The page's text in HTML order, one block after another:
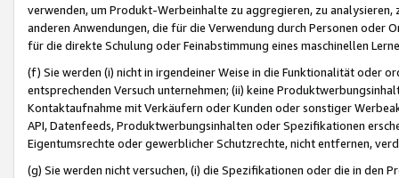
verwenden, um Produkt-Werbeinhalte zu aggregieren, zu
anderen Anwendungen, die für die Verwendung durch Personen
für die direkte Schulung oder Feinabstimmung eines maschinellen
(f) Sie werden (i) nicht in irgendeiner Weise in die Funktionalität oder
entsprechenden Versuch unternehmen; (ii) keine
Kontaktaufnahme mit Verkäufern oder Kunden oder sonstiger
API, Datenfeeds, Produktwerbungsinhalten oder Spezifikationen
Eigentumsrechte oder gewerblicher Schutzrechte, nicht entfernen,
(g) Sie werden nicht versuchen, (i) die Spezifikationen oder die in